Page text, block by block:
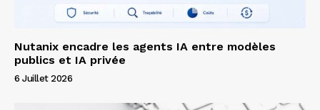
Nutanix encadre les agents IA entre modèles
publics et IA privée
6 Juillet 2026